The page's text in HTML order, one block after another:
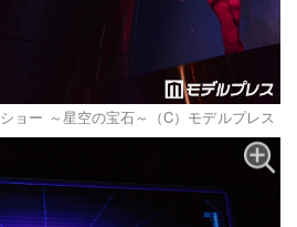
ョー ～星空の宝石～（C）モデルプレス